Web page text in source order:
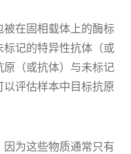
在固相载体上的酶标
记的特异性抗体（或
（或抗体）与未标记
评估样本中目标抗原
为这些物质通常只有